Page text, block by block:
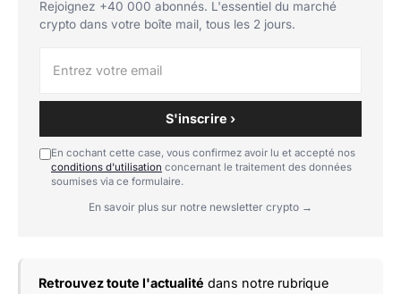
Rejoignez +40 000 abonnés. L'essentiel du marché
crypto dans votre boîte mail, tous les 2 jours.
S'inscrire ›
En cochant cette case, vous confirmez avoir lu et accepté nos
conditions d'utilisation concernant le traitement des données
soumises via ce formulaire.
En savoir plus sur notre newsletter crypto →
Retrouvez toute l'actualité dans notre rubrique